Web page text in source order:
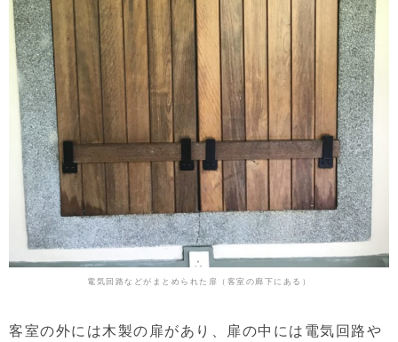
電気回路などがまとめられた扉（客室の廊下にある）
客室の外には木製の扉があり、扉の中には電気回路や